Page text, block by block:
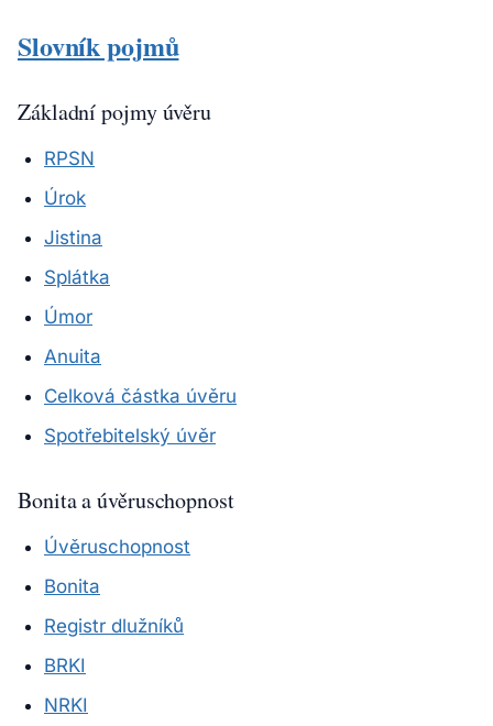
Slovník pojmů
Základní pojmy úvěru
RPSN
Úrok
Jistina
Splátka
Úmor
Anuita
Celková částka úvěru
Spotřebitelský úvěr
Bonita a úvěruschopnost
Úvěruschopnost
Bonita
Registr dlužníků
BRKI
NRKI